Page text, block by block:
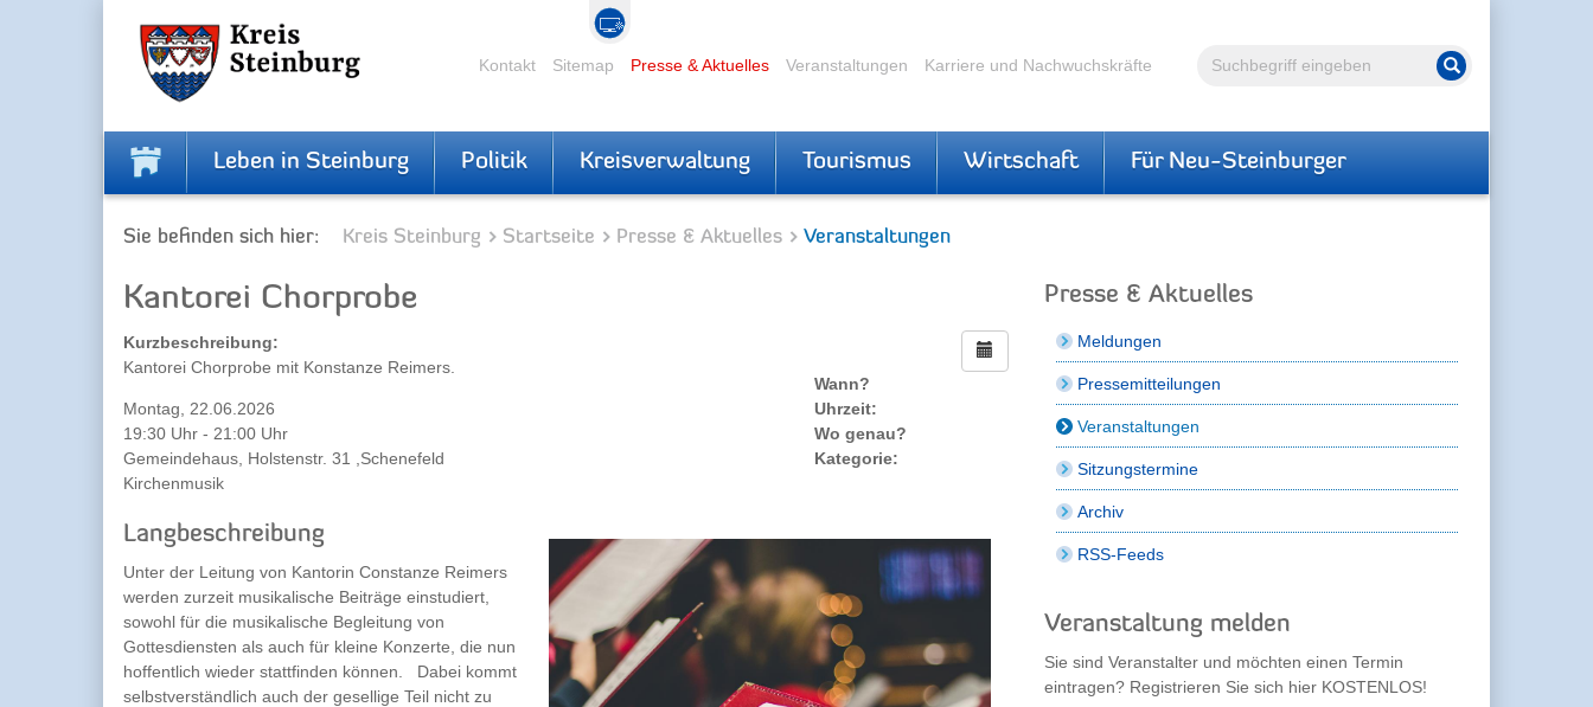
Volltextsuche Suche starten
Kontakt Sitemap Presse & Aktuelles Veranstaltungen Karriere und Nachwuchskräfte
Leben in Steinburg Politik Kreisverwaltung Tourismus Wirtschaft Für Neu-Steinburger
Sie befinden sich hier: Kreis Steinburg Startseite Presse & Aktuelles Veranstaltungen
Kantorei Chorprobe
Kurzbeschreibung:
Kantorei Chorprobe mit Konstanze Reimers.
Wann?
Montag, 22.06.2026
Uhrzeit:
19:30 Uhr - 21:00 Uhr
Wo genau?
Gemeindehaus, Holstenstr. 31 ,Schenefeld
Kategorie:
Kirchenmusik
Langbeschreibung
Unter der Leitung von Kantorin Constanze Reimers
werden zurzeit musikalische Beiträge einstudiert,
sowohl für die musikalische Begleitung von
Gottesdiensten als auch für kleine Konzerte, die nun
hoffentlich wieder stattfinden können. Dabei kommt
selbstverständlich auch der gesellige Teil nicht zu
Presse & Aktuelles
Meldungen
Pressemitteilungen
Veranstaltungen
Sitzungstermine
Archiv
RSS-Feeds
Veranstaltung melden
Sie sind Veranstalter und möchten einen Termin
eintragen? Registrieren Sie sich hier KOSTENLOS!